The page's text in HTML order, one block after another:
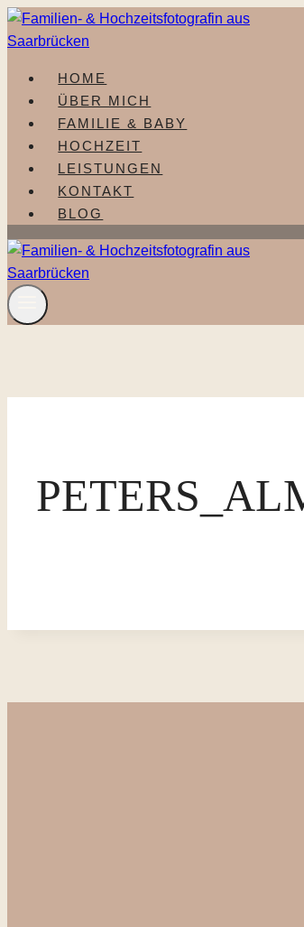
Zum
Inhalt
HOME
ÜBER MICH
FAMILIE & BABY
HOCHZEIT
LEISTUNGEN
KONTAKT
BLOG